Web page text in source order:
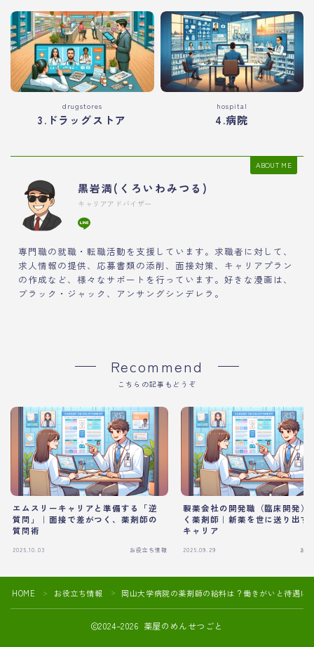
drugstores
3.ドラッグストア
hospital
4.病院
ABOUT ME
黒岩満(くろいわみつる)
キャリアアドバイザー
専門職の就職・転職活動を支援しています。求職者に対して、
求人情報の提供、応募書類の添削、面接対策、キャリアプラン
の作成など、様々なサポートを行っています。好きな漫画は、
ブラック・ジャック、アンサングシンデレラ。
Recommend
こちらの記事もどうぞ
エムスリーキャリアと準備する「逆
質問」｜面接で差がつく、薬剤師の
質問術
2025.10.03 お役立ち情報
製薬会社の開発職（臨床開発）
く薬剤師｜新薬を世に送り出す
キャリア
2025.09.29 お
HOME ＞ お役立ち情報 ＞ 岡山大学病院の薬剤師の給料は？働きがいと待遇に
2024–2026 薬屋のめんせつごと